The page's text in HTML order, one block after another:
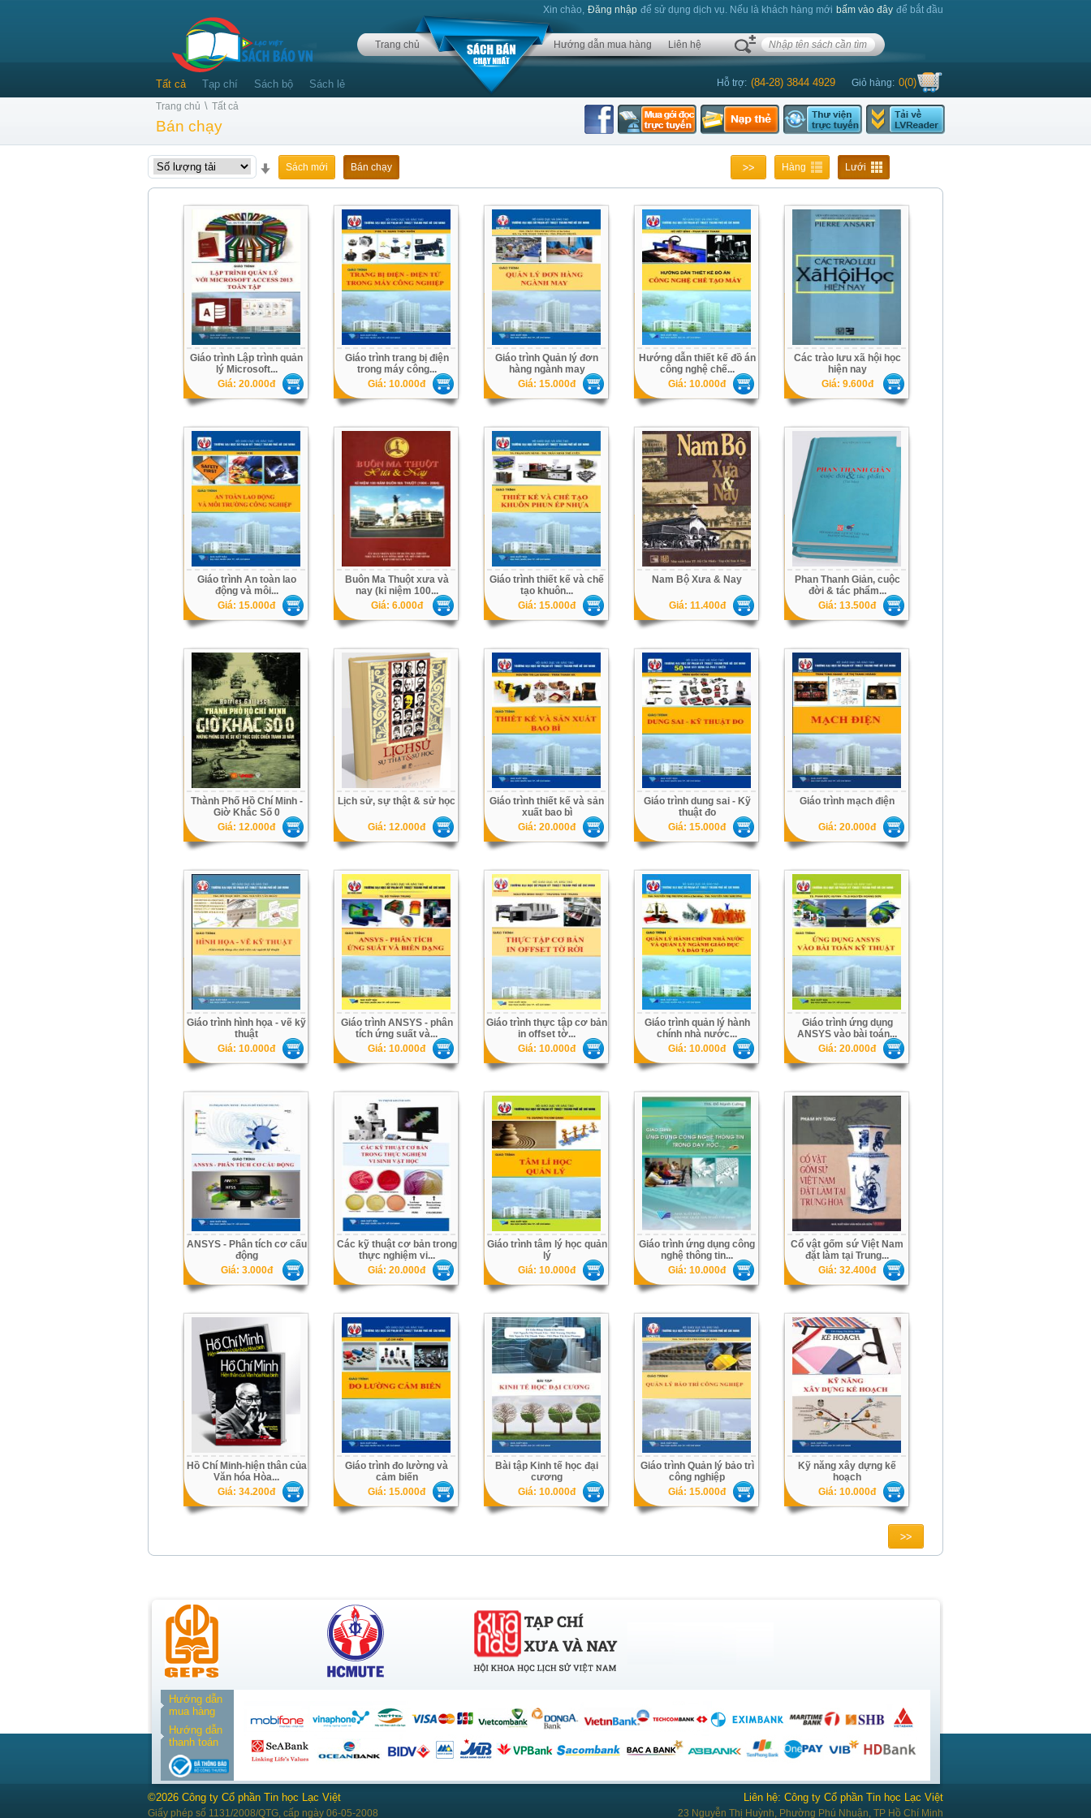
Xin chào, Đăng nhập để sử dụng dịch vụ. Nếu là khách hàng mới bấm vào đây để bắt đầu
Trang chủ Hướng dẫn mua hàng Liên hệ
Hỗ trợ: (84-28) 3844 4929 Giỏ hàng: 0(0)
Tất cả Tạp chí Sách bộ Sách lẻ
Trang chủ \ Tất cả
Bán chạy
Hàng Lưới
Sách mới Bán chạy
Giáo trình Lập trình quản
lý Microsoft...
Giá: 20.000đ
Giáo trình trang bị điện
trong máy công...
Giá: 10.000đ
Giáo trình Quản lý đơn
hàng ngành may
Giá: 15.000đ
Hướng dẫn thiết kế đồ án
công nghệ chế...
Giá: 10.000đ
Các trào lưu xã hội học
hiện nay
Giá: 9.600đ
Giáo trình An toàn lao
động và môi...
Giá: 15.000đ
Buôn Ma Thuột xưa và
nay (kỉ niệm 100...
Giá: 6.000đ
Giáo trình thiết kế và chế
tạo khuôn...
Giá: 15.000đ
Nam Bộ Xưa & Nay
Giá: 11.400đ
Phan Thanh Giản, cuộc
đời & tác phẩm...
Giá: 13.500đ
Thành Phố Hồ Chí Minh -
Giờ Khắc Số 0
Giá: 12.000đ
Lịch sử, sự thật & sử học
Giá: 12.000đ
Giáo trình thiết kế và sản
xuất bao bì
Giá: 20.000đ
Giáo trình dung sai - Kỹ
thuật đo
Giá: 15.000đ
Giáo trình mạch điện
Giá: 20.000đ
Giáo trình hình họa - vẽ kỹ
thuật
Giá: 10.000đ
Giáo trình ANSYS - phân
tích ứng suất và...
Giá: 10.000đ
Giáo trình thực tập cơ bản
in offset tờ...
Giá: 10.000đ
Giáo trình quản lý hành
chính nhà nước...
Giá: 10.000đ
Giáo trình ứng dụng
ANSYS vào bài toán...
Giá: 20.000đ
ANSYS - Phân tích cơ cấu
động
Giá: 3.000đ
Các kỹ thuật cơ bản trong
thực nghiệm vi...
Giá: 20.000đ
Giáo trình tâm lý học quản
lý
Giá: 10.000đ
Giáo trình ứng dụng công
nghệ thông tin...
Giá: 10.000đ
Cổ vật gốm sứ Việt Nam
đặt làm tại Trung...
Giá: 32.400đ
Hồ Chí Minh-hiện thân của
Văn hóa Hòa...
Giá: 34.200đ
Giáo trình đo lường và
cảm biến
Giá: 15.000đ
Bài tập Kinh tế học đại
cương
Giá: 10.000đ
Giáo trình Quản lý bảo trì
công nghiệp
Giá: 15.000đ
Kỹ năng xây dựng kế
hoạch
Giá: 10.000đ
Hướng dẫn
mua hàng
Hướng dẫn
thanh toán
Liên hệ: Công ty Cổ phần Tin học Lạc Việt
23 Nguyễn Thị Huỳnh, Phường Phú Nhuận, TP Hồ Chí Minh
©2026 Công ty Cổ phần Tin học Lạc Việt
Giấy phép số 1131/2008/QTG, cấp ngày 06-05-2008